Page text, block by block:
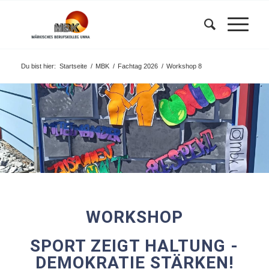
Du bist hier: Startseite / MBK / Fachtag 2026 / Workshop 8
WORKSHOP
SPORT ZEIGT HALTUNG -
DEMOKRATIE STÄRKEN!